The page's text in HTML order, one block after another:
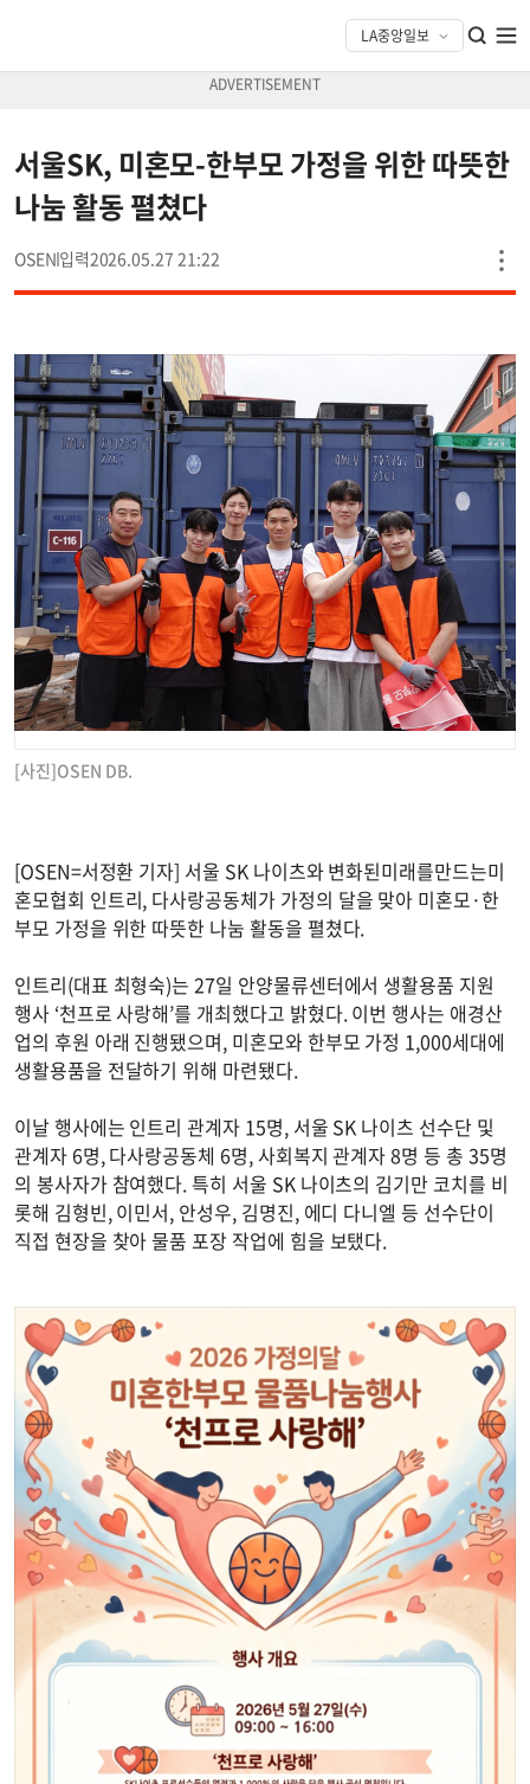
서울SK, 미혼모-한부모 가정을 위한 따뜻한
나눔 활동 펼쳤다
OSEN 2026.05.27 21:22
[사진]OSEN DB.
[OSEN=서정환 기자] 서울 SK 나이츠와 변화된미래를만드는미
혼모협회 인트리, 다사랑공동체가 가정의 달을 맞아 미혼모·한
부모 가정을 위한 따뜻한 나눔 활동을 펼쳤다.
인트리(대표 최형숙)는 27일 안양물류센터에서 생활용품 지원
행사 ‘천프로 사랑해’를 개최했다고 밝혔다. 이번 행사는 애경산
업의 후원 아래 진행됐으며, 미혼모와 한부모 가정 1,000세대에
생활용품을 전달하기 위해 마련됐다.
이날 행사에는 인트리 관계자 15명, 서울 SK 나이츠 선수단 및
관계자 6명, 다사랑공동체 6명, 사회복지 관계자 8명 등 총 35명
의 봉사자가 참여했다. 특히 서울 SK 나이츠의 김기만 코치를 비
롯해 김형빈, 이민서, 안성우, 김명진, 에디 다니엘 등 선수단이
직접 현장을 찾아 물품 포장 작업에 힘을 보탰다.